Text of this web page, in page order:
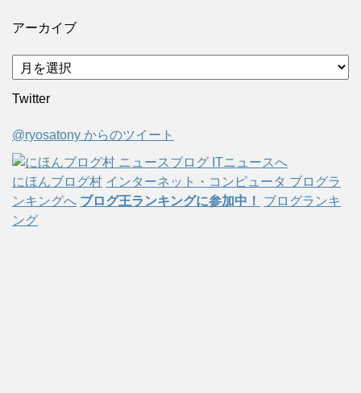
アーカイブ
ア
ー
カ
ブ
Twitter
@ryosatony からのツイート
にほんブログ村 インターネット・コンピュータ ブログラ
ンキングへ ブログ王ランキングに参加中！
ブログランキ
ング